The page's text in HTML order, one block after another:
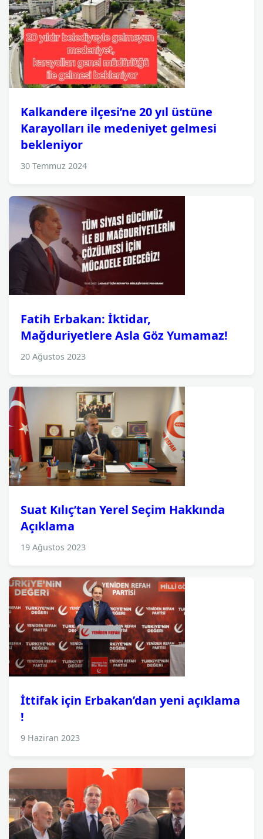
Kalkandere ilçesi’ne 20 yıl üstüne
Karayolları ile medeniyet gelmesi
bekleniyor
30 Temmuz 2024
Fatih Erbakan: İktidar,
Mağduriyetlere Asla Göz Yumamaz!
20 Ağustos 2023
Suat Kılıç’tan Yerel Seçim Hakkında
Açıklama
19 Ağustos 2023
İttifak için Erbakan’dan yeni açıklama
!
9 Haziran 2023